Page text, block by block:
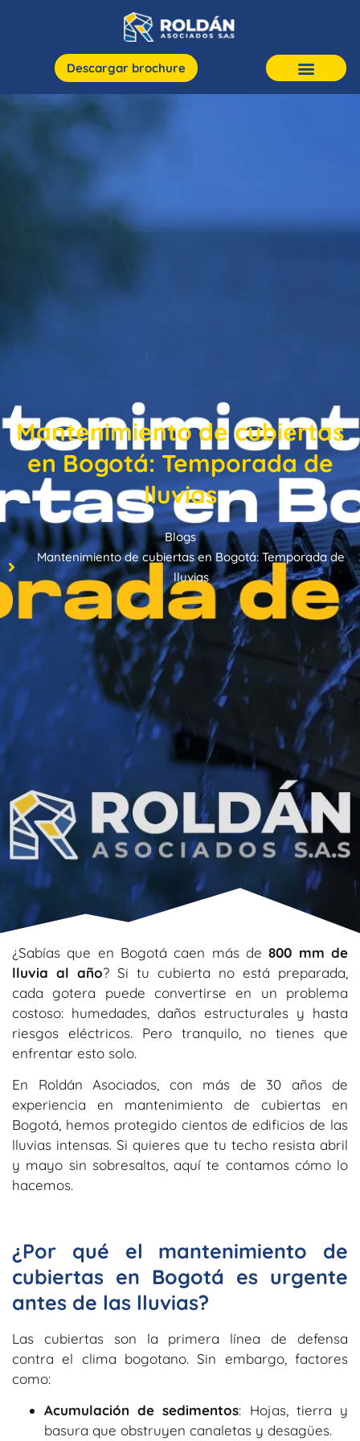
Descargar brochure
Mantenimiento de cubiertas
en Bogotá: Temporada de
lluvias
Blogs
Mantenimiento de cubiertas en Bogotá: Temporada de
lluvias
¿Sabías que en Bogotá caen más de800 mm de
lluvia al año? Si tu cubierta no está preparada,
cada gotera puede convertirse en un problema
costoso: humedades, daños estructurales y hasta
riesgos eléctricos. Pero tranquilo, no tienes que
enfrentar esto solo.
En Roldán Asociados, con más de 30 años de
experiencia en mantenimiento de cubiertas en
Bogotá , hemos protegido cientos de edificios de las
lluvias intensas. Si quieres que tu techo resista abril
y mayo sin sobresaltos, aquí te contamos cómo lo
hacemos.
¿Por qué el mantenimiento de
cubiertas en Bogotá es urgente
antes de las lluvias?
Las cubiertas son la primera línea de defensa
contra el clima bogotano. Sin embargo, factores
como:
Acumulación de sedimentos: Hojas, tierra y
basura que obstruyen canaletas y desagües.